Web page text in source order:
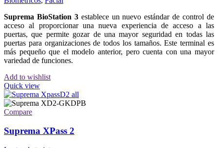
Suprema BioStation 3establece un nuevo estándar de control de
acceso al proporcionar una nueva experiencia de acceso a las
puertas, que permite gozar de una mayor seguridad en todas las
puertas para organizaciones de todos los tamaños. Este terminal es
más pequeño que el modelo anterior, pero cuenta con una mayor
variedad de funciones.
Add to wishlist
Quick view
Compare
Suprema XPass 2